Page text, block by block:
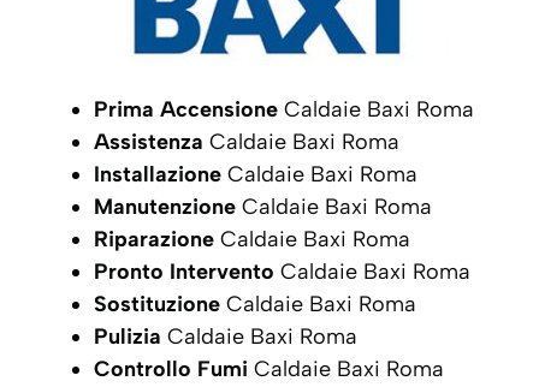
Prima Accensione Caldaie Baxi Roma
Assistenza Caldaie Baxi Roma
Installazione Caldaie Baxi Roma
Manutenzione Caldaie Baxi Roma
Riparazione Caldaie Baxi Roma
Pronto Intervento Caldaie Baxi Roma
Sostituzione Caldaie Baxi Roma
Pulizia Caldaie Baxi Roma
Controllo Fumi Caldaie Baxi Roma